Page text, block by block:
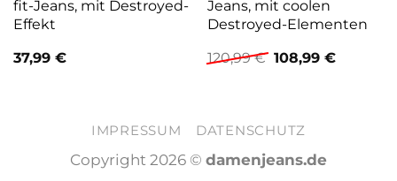
fit-Jeans, mit Destroyed-
Effekt
37,99 €
Jeans, mit coolen
Destroyed-Elementen
120,99€ Ursprünglicher
Preis
108,99 €
IMPRESSUM DATENSCHUTZ
Copyright 2026 © damenjeans.de